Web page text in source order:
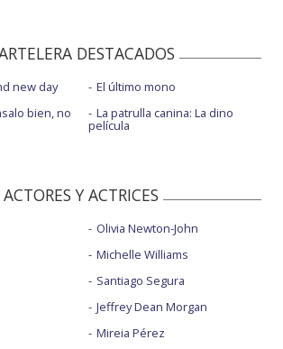
DESTACADOS
new day
bien, no
El último mono
La patrulla canina: La dino
película
ACTORES Y ACTRICES
Olivia Newton-John
Michelle Williams
Santiago Segura
Jeffrey Dean Morgan
Mireia Pérez